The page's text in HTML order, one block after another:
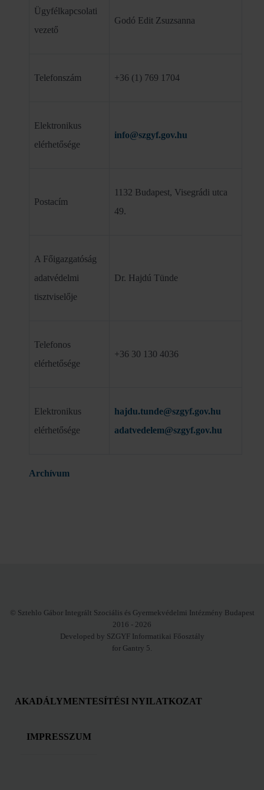
Ügyfélkapcsolati
vezető
Godó Edit Zsuzsanna
Telefonszám +36 (1) 769 1704
Elektronikus
elérhetősége
info@szgyf.gov.hu
Postacím
1132 Budapest, Visegrádi utca
49.
A Főigazgatóság
adatvédelmi
tisztviselője
Dr. Hajdú Tünde
Telefonos
elérhetősége
+36 30 130 4036
Elektronikus
elérhetősége
hajdu.tunde@szgyf.gov.hu
adatvedelem@szgyf.gov.hu
Archívum
© Sztehlo Gábor Integrált Szociális és Gyermekvédelmi Intézmény Budapest
2016 - 2026
Developed by SZGYF Informatikai Főosztály
for Gantry 5.
AKADÁLYMENTESÍTÉSI NYILATKOZAT
IMPRESSZUM